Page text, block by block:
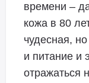
времени –
кожа в 80
чудесная,
и питание и
отражаться